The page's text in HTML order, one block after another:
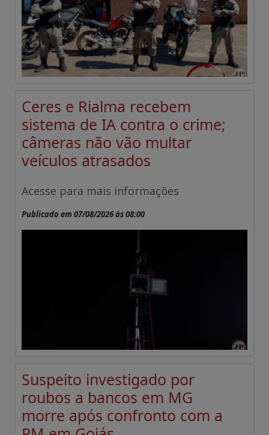
Ceres e Rialma recebem
sistema de IA contra o crime;
câmeras não vão multar
veículos atrasados
Acesse para mais informações
Publicado em 07/08/2026 às 08:00
Suspeito investigado por
roubos a bancos em MG
morre após confronto com a